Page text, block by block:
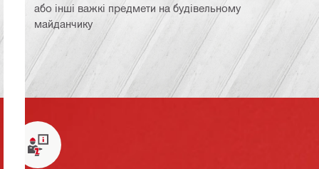
або інші важкі предмети на будівельному
майданчику